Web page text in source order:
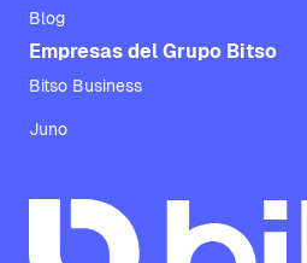
Blog
Empresas del Grupo Bitso
Bitso Business
Juno